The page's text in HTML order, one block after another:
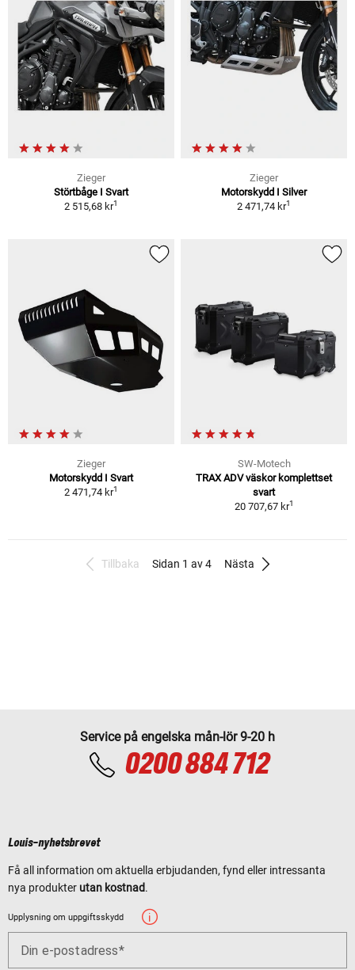
Zieger
Störtbåge I Svart
2 515,68 kr1
Zieger
Motorskydd I Silver
2 471,74 kr1
Zieger
Motorskydd I Svart
2 471,74 kr1
SW-Motech
TRAX ADV väskor komplettset
svart
20 707,67 kr1
Tillbaka Sidan 1 av 4 Nästa
Service på engelska mån-lör 9-20 h
0200 884 712
Louis-nyhetsbrevet
Få all information om aktuella erbjudanden, fynd eller intressanta
nya produkter utan kostnad.
Upplysning om uppgiftsskydd
Din e-postadress